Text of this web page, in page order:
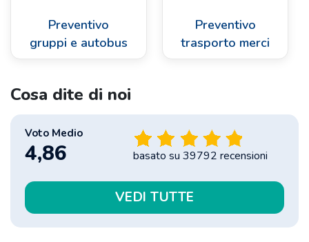
Preventivo
gruppi e autobus
Preventivo
trasporto merci
Cosa dite di noi
Voto Medio
4,86 basato su 39792 recensioni
VEDI TUTTE